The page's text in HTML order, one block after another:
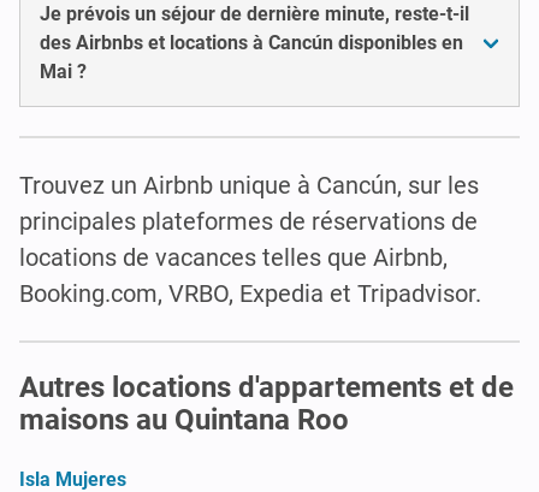
Je prévois un séjour de dernière minute, reste-t-il
des Airbnbs et locations à Cancún disponibles en
Mai ?
Trouvez un Airbnb unique à Cancún, sur les
principales plateformes de réservations de
locations de vacances telles que Airbnb,
Booking.com, VRBO, Expedia et Tripadvisor.
Autres locations d'appartements et de
maisons au Quintana Roo
Isla Mujeres